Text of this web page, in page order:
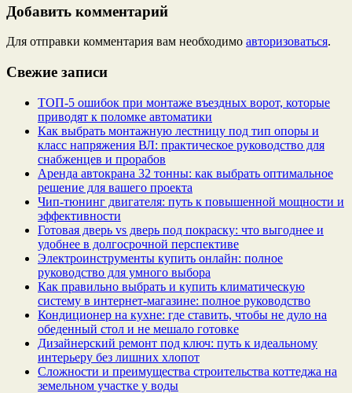
Добавить комментарий
Для отправки комментария вам необходимо авторизоваться.
Свежие записи
ТОП-5 ошибок при монтаже въездных ворот, которые
приводят к поломке автоматики
Как выбрать монтажную лестницу под тип опоры и
класс напряжения ВЛ: практическое руководство для
снабженцев и прорабов
Аренда автокрана 32 тонны: как выбрать оптимальное
решение для вашего проекта
Чип‑тюнинг двигателя: путь к повышенной мощности и
эффективности
Готовая дверь vs дверь под покраску: что выгоднее и
удобнее в долгосрочной перспективе
Электроинструменты купить онлайн: полное
руководство для умного выбора
Как правильно выбрать и купить климатическую
систему в интернет‑магазине: полное руководство
Кондиционер на кухне: где ставить, чтобы не дуло на
обеденный стол и не мешало готовке
Дизайнерский ремонт под ключ: путь к идеальному
интерьеру без лишних хлопот
Сложности и преимущества строительства коттеджа на
земельном участке у воды